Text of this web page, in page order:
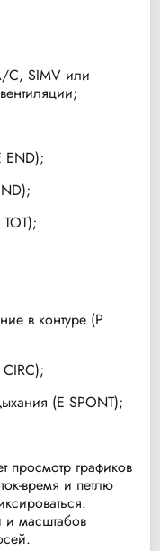
С, SIMV или
END);
в контуре (P
(E SPONT);
просмотр графиков
время и петлю
и масштабов